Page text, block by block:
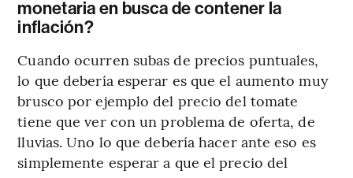
monetaria en busca de contener la
inflación?
Cuando ocurren subas de precios puntuales,
lo que debería esperar es que el aumento muy
brusco por ejemplo del precio del tomate
tiene que ver con un problema de oferta, de
lluvias. Uno lo que debería hacer ante eso es
simplemente esperar a que el precio del